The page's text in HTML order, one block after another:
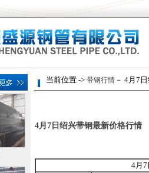
当前位置 -> 带钢行情 － 4月7
4月7日绍兴带钢最新价格行情
4月